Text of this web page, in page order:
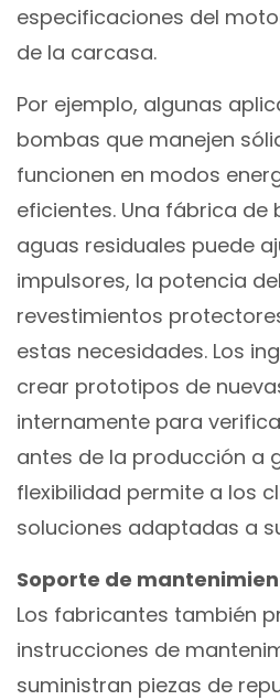
especificaciones del
de la carcasa.
Por ejemplo, algunas
bombas que manejen
funcionen en modos
eficientes. Una fábrica de
aguas residuales puede
impulsores, la potencia
revestimientos
estas necesidades. Los
crear prototipos de
internamente para
antes de la producción a
flexibilidad permite a los
soluciones adaptadas a
Soporte de
Los fabricantes también
instrucciones de
suministran piezas de